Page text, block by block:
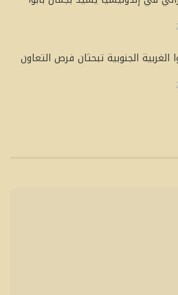
الغربية الجنوبية تبحثان فرص التعاون